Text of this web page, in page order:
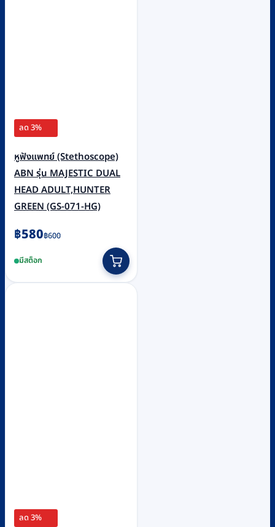
ลด 3%
หูฟังแพทย์ (Stethoscope)
ABN รุ่น MAJESTIC DUAL
HEAD ADULT,HUNTER
GREEN (GS-071-HG)
฿600
Original
was:
฿600.
฿580
Current
is:
฿580.
มีสต็อก
ลด 3%